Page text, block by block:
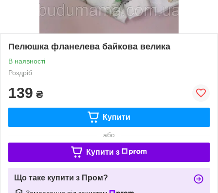
Пелюшка фланелева байкова велика
В наявності
Роздріб
139 ₴
Купити
або
Купити з
Що таке купити з Пром?